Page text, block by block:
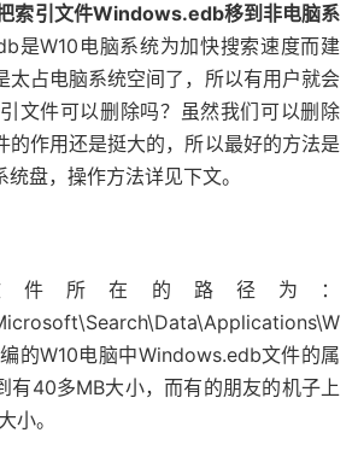
索引文件Windows.edb移到非电脑系
是W10电脑系统为加快搜索速度而建
太占电脑系统空间了，所以有用户就会
文件可以删除吗？虽然我们可以删除
的作用还是挺大的，所以最好的方法是
盘，操作方法详见下文。
文件所在的路径为：
的W10电脑中Windows.edb文件的属
有40多MB大小，而有的朋友的机子上
小。